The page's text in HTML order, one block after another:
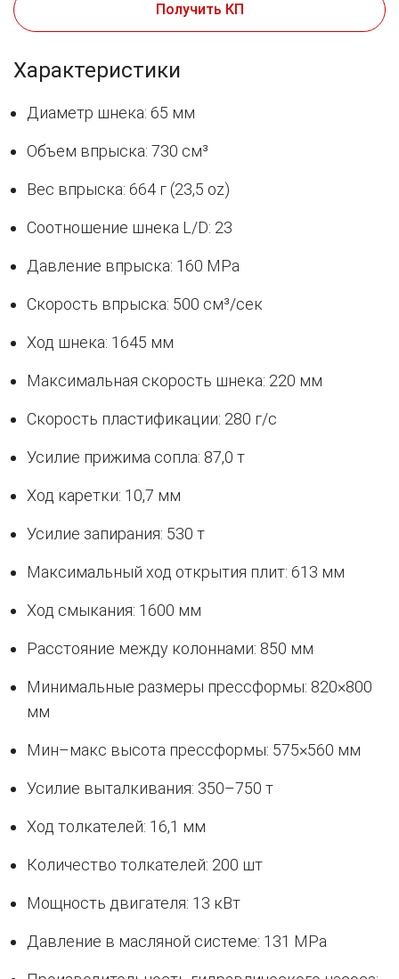
Получить КП
Характеристики
Диаметр шнека: 65 мм
Объем впрыска: 730 см³
Вес впрыска: 664 г (23,5 oz)
Соотношение шнека L/D: 23
Давление впрыска: 160 MPa
Скорость впрыска: 500 см³/сек
Ход шнека: 1645 мм
Максимальная скорость шнека: 220 мм
Скорость пластификации: 280 г/с
Усилие прижима сопла: 87,0 т
Ход каретки: 10,7 мм
Усилие запирания: 530 т
Максимальный ход открытия плит: 613 мм
Ход смыкания: 1600 мм
Расстояние между колоннами: 850 мм
Минимальные размеры прессформы: 820×800
мм
Мин–макс высота прессформы: 575×560 мм
Усилие выталкивания: 350–750 т
Ход толкателей: 16,1 мм
Количество толкателей: 200 шт
Мощность двигателя: 13 кВт
Давление в масляной системе: 131 MPa